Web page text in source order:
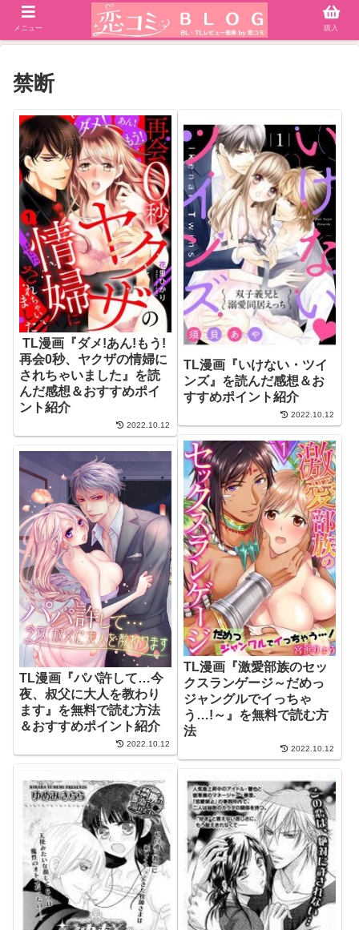
禁断
TL漫画『ダメ!あん!もう!
再会0秒、ヤクザの情婦に
されちゃいました』を読
んだ感想＆おすすめポイ
ント紹介
2022.10.12
TL漫画『いけない・ツイ
ンズ』を読んだ感想＆お
すすめポイント紹介
2022.10.12
TL漫画『激愛部族のセッ
クスランゲージ～だめっ
ジャングルでイっちゃ
う…!～』を無料で読む方
法
2022.10.12
TL漫画『パパ許して…今
夜、叔父に大人を教わり
ます』を無料で読む方法
＆おすすめポイント紹介
2022.10.12
メニュー 購入